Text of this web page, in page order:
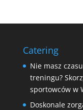
Catering
Nie masz
treningu?
sportowców w
Doskonale